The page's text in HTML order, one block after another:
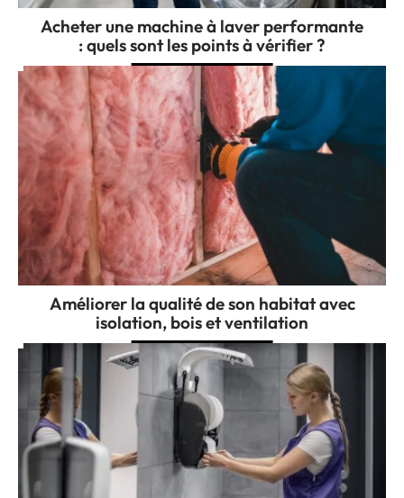
Acheter une machine à laver performante
: quels sont les points à vérifier ?
Améliorer la qualité de son habitat avec
isolation, bois et ventilation